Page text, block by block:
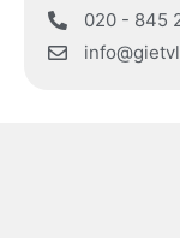
020 - 845